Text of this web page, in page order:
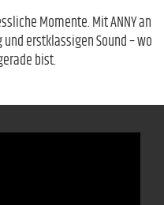
Momente. Mit ANNY an
erstklassigen Sound – wo
bist.